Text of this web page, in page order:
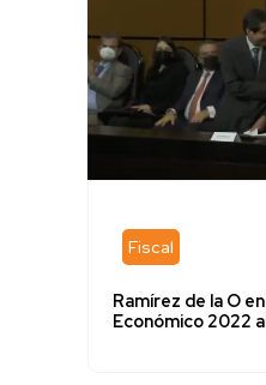
Fiscal
Ramírez de la O
Económico 2022